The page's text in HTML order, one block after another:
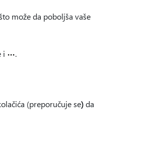
može da poboljša vaše
i .
(preporučuje se)da